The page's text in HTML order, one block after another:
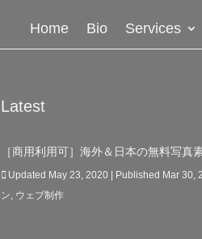
Home Bio Services
Latest
［商用利用可］海外＆日本の無料写真
Updated May 23, 2020 | Published Mar 30,
ン ウェブ制作